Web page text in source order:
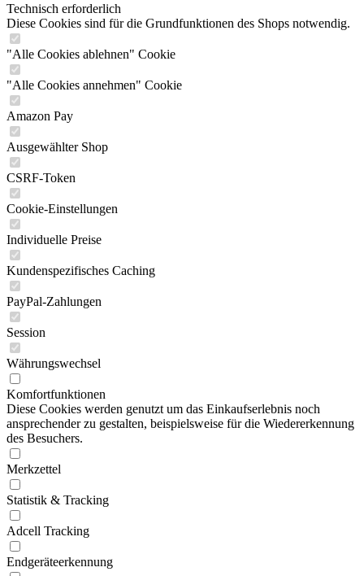
Technisch erforderlich
Diese Cookies sind für die Grundfunktionen des Shops notwendig.
"Alle Cookies ablehnen" Cookie
"Alle Cookies annehmen" Cookie
Amazon Pay
Ausgewählter Shop
CSRF-Token
Cookie-Einstellungen
Individuelle Preise
Kundenspezifisches Caching
PayPal-Zahlungen
Session
Währungswechsel
Komfortfunktionen
Diese Cookies werden genutzt um das Einkaufserlebnis noch
ansprechender zu gestalten, beispielsweise für die Wiedererkennung
des Besuchers.
Merkzettel
Statistik & Tracking
Adcell Tracking
Endgeräteerkennung